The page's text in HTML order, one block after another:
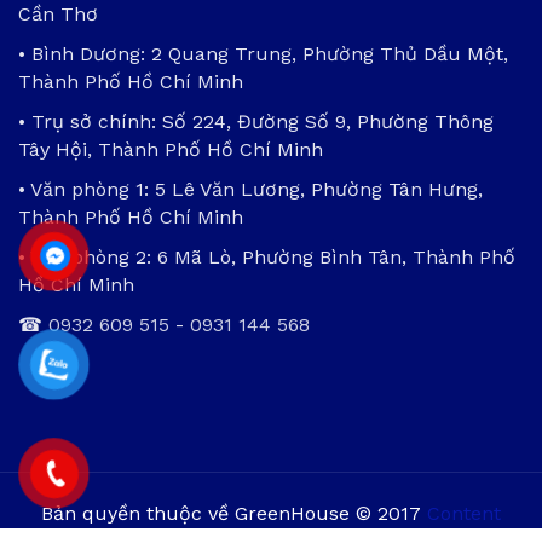
Cần Thơ
• Bình Dương: 2 Quang Trung, Phường Thủ Dầu Một,
Thành Phố Hồ Chí Minh
• Trụ sở chính: Số 224, Đường Số 9, Phường Thông
Tây Hội, Thành Phố Hồ Chí Minh
• Văn phòng 1: 5 Lê Văn Lương, Phường Tân Hưng,
Thành Phố Hồ Chí Minh
• Văn phòng 2: 6 Mã Lò, Phường Bình Tân, Thành Phố
Hồ Chí Minh
☎0932 609 515 - 0931 144 568
Bản quyền thuộc về GreenHouse © 2017 Content